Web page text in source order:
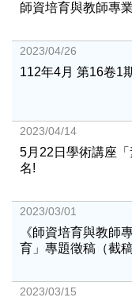
師資培育與教師專
2023/04/26
112年4月 第16卷1
2023/04/14
5月22日學術講座
名!
2023/03/01
《師資培育與教師
育」專題徵稿（截
2023/03/15